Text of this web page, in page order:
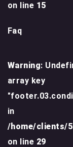
on line 15
Faq
Warning:
array key
in
/home/clients/
on line 29